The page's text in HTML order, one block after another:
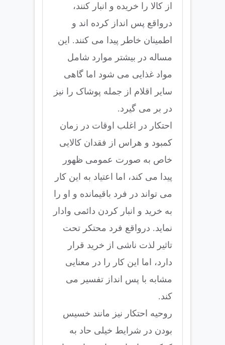
از کالا را خریده و انبار کنند،
درواقع پس انداز کرده اند و
اطمینان خاطر پیدا می کنند. این
مساله در بیشتر موارد شامل
مواد غذایی می شود اما گاهی
سایر اقلام از جمله پوشاک را نیز
در بر می گیرد.
احتکار در اغلب اوقات در زمان
کمبود و هراس از فقدان کالایی
خاص به صورت عمومی ظهور
پیدا می کند، اما اعتیاد به این کار
می تواند در فرد باقیمانده و او را
به خرید و انبار کردن دائمی وادار
نماید. درواقع فرد محتکر تحت
تاثیر لذت ناشی از خرید قرار
دارد، اما این کار را در معنایی
مشابه با پس انداز تفسیر می
کند.
روحیه احتکار نیز مانند خسیس
بودن در شرایط خیلی حاد به